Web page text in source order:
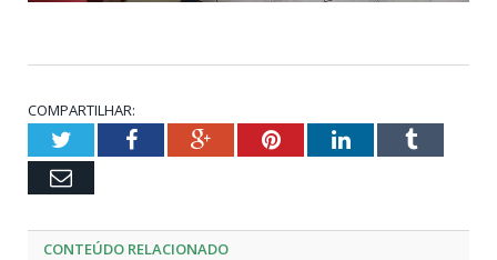
COMPARTILHAR:
TwitterFacebookGoogle+PinterestLinkedInTumblr
Email
CONTEÚDO RELACIONADO